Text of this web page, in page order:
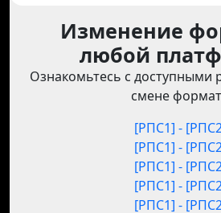
Изменение
любой
Ознакомьтесь с доступными
смене
[РПС1] -
[РПС1] -
[РПС1] -
[РПС1] -
[РПС1] -